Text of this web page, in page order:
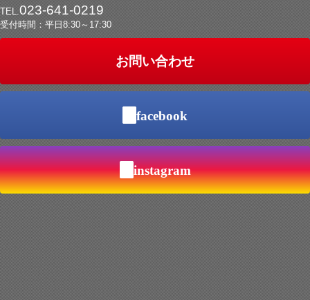
TEL. 023-641-0219
受付時間：平日8:30～17:30
お問い合わせ
facebook
instagram